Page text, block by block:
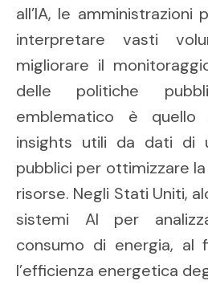
all’IA, le
interpretare vasti
migliorare il
delle politiche
emblematico è quello
insights utili da dati di
pubblici per ottimizzare
risorse. Negli Stati Uniti,
sistemi AI per
consumo di energia, al
l’efficienza energetica